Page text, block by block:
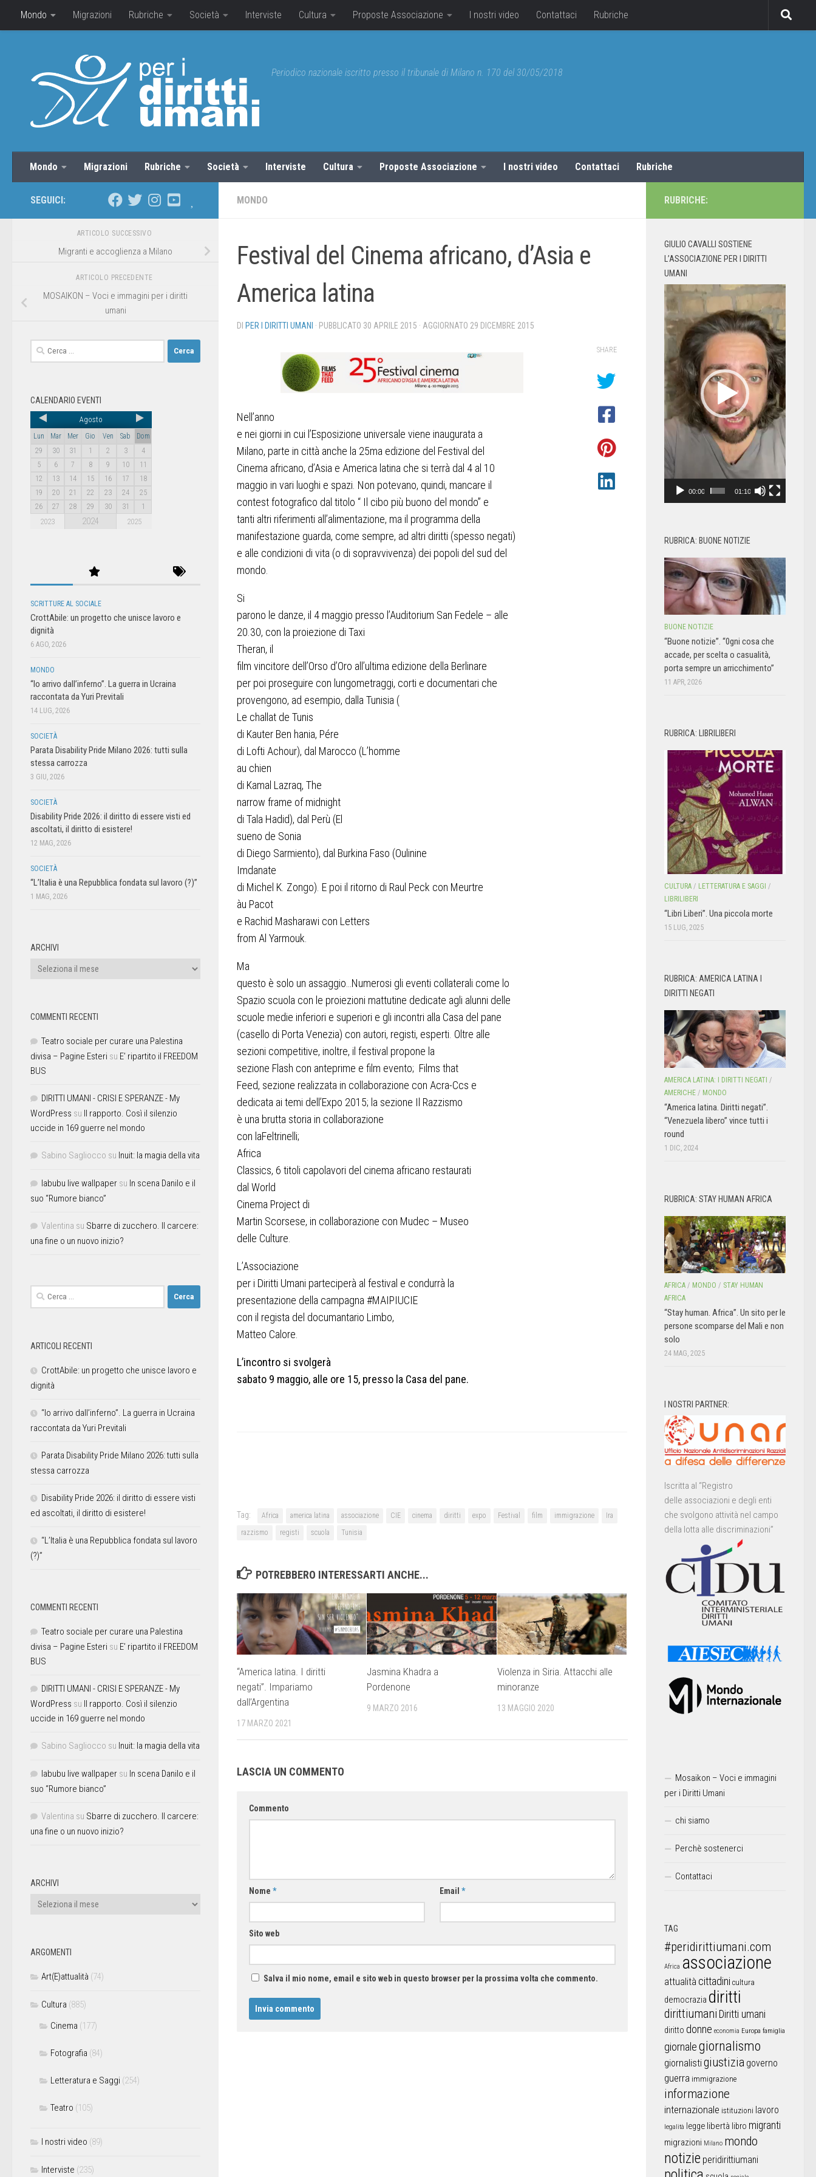
Mondo Migrazioni Rubriche Società Interviste Cultura Proposte Associazione I nostri video Contattaci Rubriche
Periodico nazionale iscritto presso il tribunale di Milano n. 170 del 30/05/2018
Mondo Migrazioni Rubriche Società Interviste Cultura Proposte Associazione I nostri video Contattaci Rubriche
MONDO
Festival del Cinema africano, d’Asia e
America latina
DI PER I DIRITTI UMANI · PUBBLICATO 30 APRILE 2015 · AGGIORNATO 29 DICEMBRE 2015
Nell’anno
e nei giorni in cui l’Esposizione universale viene inaugurata a
Milano, parte in città anche la 25ma edizione del Festival del
Cinema africano, d’Asia e America latina che si terrà dal 4 al 10
maggio in vari luoghi e spazi. Non potevano, quindi, mancare il
contest fotografico dal titolo “ Il cibo più buono del mondo” e
tanti altri riferimenti all’alimentazione, ma il programma della
manifestazione guarda, come sempre, ad altri diritti (spesso negati)
e alle condizioni di vita (o di sopravvivenza) dei popoli del sud del
mondo.
Si
parono le danze, il 4 maggio presso l’Auditorium San Fedele – alle
20.30, con la proiezione di Taxi
Theran, il
film vincitore dell’Orso d’Oro all’ultima edizione della Berlinare
per poi proseguire con lungometraggi, corti e documentari che
provengono, ad esempio, dalla Tunisia (
Le challat de Tunis
di Kauter Ben hania, Pére
di Lofti Achour), dal Marocco (L’homme
au chien
di Kamal Lazraq, The
narrow frame of midnight
di Tala Hadid), dal Perù (El
sueno de Sonia
di Diego Sarmiento), dal Burkina Faso (Oulinine
Imdanate
di Michel K. Zongo). E poi il ritorno di Raul Peck con Meurtre
àu Pacot
e Rachid Masharawi con Letters
from Al Yarmouk
Ma
questo è solo un assaggio…Numerosi gli eventi collaterali come lo
Spazio scuola con le proiezioni mattutine dedicate agli alunni delle
scuole medie inferiori e superiori e gli incontri alla Casa del pane
(casello di Porta Venezia) con autori, registi, esperti. Oltre alle
sezioni competitive, inoltre, il festival propone la
sezione Flash con anteprime e film evento; Films that
Feed, sezione realizzata in collaborazione con Acra-Ccs e
dedicata ai temi dell’Expo 2015; la sezione Il Razzismo
è una brutta storia in collaborazione
con laFeltrinelli;
Africa
Classics, 6 titoli capolavori del cinema africano restaurati
dal World
Cinema Project di
Martin Scorsese, in collaborazione con Mudec – Museo
delle Culture.
L’Associazione
per i Diritti Umani parteciperà al festival e condurrà la
presentazione della campagna #MAIPIUCIE
con il regista del documantario Limbo,
Matteo Calore.
L’incontro si svolgerà
sabato 9 maggio, alle ore 15, presso la Casa del pane.
SHARE
Tag: Africa america latina associazione CIE cinema diritti expo Festival film immigrazione
Ira
razzismo
registi scuola Tunisia
POTREBBERO INTERESSARTI ANCHE...
“America latina. I diritti
negati”. Impariamo
dall’Argentina
17 MARZO 2021
Jasmina Khadra a
Pordenone
9 MARZO 2016
Violenza in Siria. Attacchi alle
minoranze
13 MAGGIO 2020
LASCIA UN COMMENTO
Commento
Nome * Email*
Sito web
Salva il mio nome, email e sito web in questo browser per la prossima volta che commento.
SEGUICI:
ARTICOLO SUCCESSIVO
Migranti e accoglienza a Milano
ARTICOLO PRECEDENTE
MOSAIKON – Voci e immagini per i diritti
umani
CALENDARIO EVENTI
Agosto
Lun Mar Mer Gio Ven Sab
Dom
29
30 31 1 2 3
4
5
6 7 8 9 10
11
12
13 14 15 16 17
18
19
20 21 22 23 24
25
26
27 28 29 30 31 1
2023 2024 2025
SCRITTURE AL SOCIALE
CrottAbile: un progetto che unisce lavoro e
dignità
6 AGO, 2026
MONDO
“Io arrivo dall’inferno”. La guerra in Ucraina
raccontata da Yuri Previtali
14 LUG, 2026
SOCIETÀ
Parata Disability Pride Milano 2026: tutti sulla
stessa carrozza
3 GIU, 2026
SOCIETÀ
Disability Pride 2026: il diritto di essere visti ed
ascoltati, il diritto di esistere!
12 MAG, 2026
SOCIETÀ
“L’Italia è una Repubblica fondata sul lavoro (?)”
1 MAG, 2026
ARCHIVI
COMMENTI RECENTI
Teatro sociale per curare una Palestina
divisa – Pagine Esteri su E’ ripartito il FREEDOM
BUS
DIRITTI UMANI - CRISI E SPERANZE - My
WordPress su Il rapporto. Così il silenzio
uccide in 169 guerre nel mondo
Sabino Sagliocco su Inuit: la magia della vita
labubu live wallpaper su In scena Danilo e il
suo “Rumore bianco”
Valentina su Sbarre di zucchero. Il carcere:
una fine o un nuovo inizio?
ARTICOLI RECENTI
CrottAbile: un progetto che unisce lavoro e
dignità
“Io arrivo dall’inferno”. La guerra in Ucraina
raccontata da Yuri Previtali
Parata Disability Pride Milano 2026: tutti sulla
stessa carrozza
Disability Pride 2026: il diritto di essere visti
ed ascoltati, il diritto di esistere!
“L’Italia è una Repubblica fondata sul lavoro
(?)”
COMMENTI RECENTI
Teatro sociale per curare una Palestina
divisa – Pagine Esteri su E’ ripartito il FREEDOM
BUS
DIRITTI UMANI - CRISI E SPERANZE - My
WordPress su Il rapporto. Così il silenzio
uccide in 169 guerre nel mondo
Sabino Sagliocco su Inuit: la magia della vita
labubu live wallpaper su In scena Danilo e il
suo “Rumore bianco”
Valentina su Sbarre di zucchero. Il carcere:
una fine o un nuovo inizio?
ARCHIVI
ARGOMENTI
Art(E)attualità (74)
Cultura (885)
Cinema (177)
Fotografia (84)
Letteratura e Saggi (254)
Teatro (105)
I nostri video (89)
Interviste (235)
RUBRICHE:
GIULIO CAVALLI SOSTIENE
L’ASSOCIAZIONE PER I DIRITTI
UMANI
Video
Player
00:00 01:10
RUBRICA: BUONE NOTIZIE
BUONE NOTIZIE
“Buone notizie”. “0gni cosa che
accade, per scelta o casualità,
porta sempre un arricchimento”
11 APR, 2026
RUBRICA: LIBRILIBERI
CULTURA / LETTERATURA E SAGGI /
LIBRILIBERI
“Libri Liberi”. Una piccola morte
15 LUG, 2025
RUBRICA: AMERICA LATINA I
DIRITTI NEGATI
AMERICA LATINA: I DIRITTI NEGATI /
AMERICHE / MONDO
“America latina. Diritti negati”.
“Venezuela libero” vince tutti i
round
1 DIC, 2024
RUBRICA: STAY HUMAN AFRICA
AFRICA / MONDO / STAY HUMAN
AFRICA
“Stay human. Africa”. Un sito per le
persone scomparse del Mali e non
solo
24 MAG, 2025
I NOSTRI PARTNER:
Iscritta al “Registro
delle associazioni e degli enti
che svolgono attività nel campo
della lotta alle discriminazioni”
Mosaikon – Voci e immagini
per i Diritti Umani
chi siamo
Perchè sostenerci
Contattaci
TAG
#peridirittiumani.com
Africa associazione
attualità cittadini cultura
democrazia diritti
dirittiumani Diritti umani
diritto donne economia Europa famiglia
giornalegiornalismo
giornalistigiustizia governo
guerra immigrazione
informazione
internazionale istituzioni lavoro
legalità legge libertà libro migranti
migrazioni Milano mondo
notizie peridirittiumani